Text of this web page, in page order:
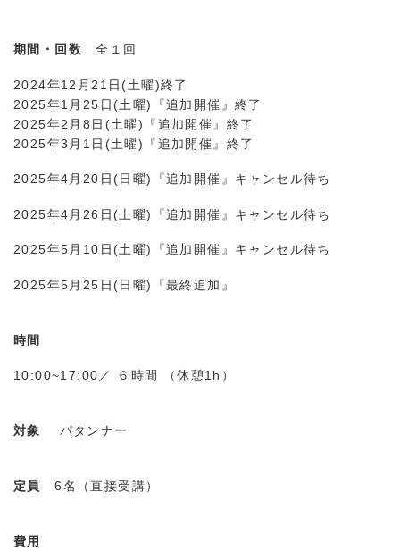
期間・回数 全１回
2024年12月21日(土曜)終了
2025年1月25日(土曜)『追加開催』終了
2025年2月8日(土曜)『追加開催』終了
2025年3月1日(土曜)『追加開催』終了
2025年4月20日(日曜)『追加開催』キャンセル待ち
2025年4月26日(土曜)『追加開催』キャンセル待ち
2025年5月10日(土曜)『追加開催』キャンセル待ち
2025年5月25日(日曜)『最終追加』
時間
10:00~17:00／ ６時間 （休憩1h）
対象 パタンナー
定員 6名（直接受講）
費用